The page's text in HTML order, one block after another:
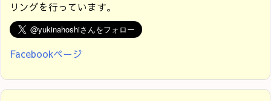
リングを行っています。
Facebookページ